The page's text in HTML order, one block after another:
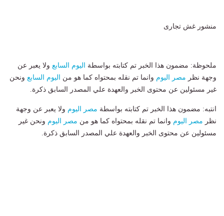
منشور غش تجارى
ملحوظة: مضمون هذا الخبر تم كتابته بواسطة اليوم السابع ولا يعبر عن
وجهة نظر مصر اليوم وانما تم نقله بمحتواه كما هو من اليوم السابع ونحن
غير مسئولين عن محتوى الخبر والعهدة علي المصدر السابق ذكرة.
انتبه: مضمون هذا الخبر تم كتابته بواسطة مصر اليوم ولا يعبر عن وجهة
نظر مصر اليوم وانما تم نقله بمحتواه كما هو من مصر اليوم ونحن غير
مسئولين عن محتوى الخبر والعهدة علي المصدر السابق ذكرة.